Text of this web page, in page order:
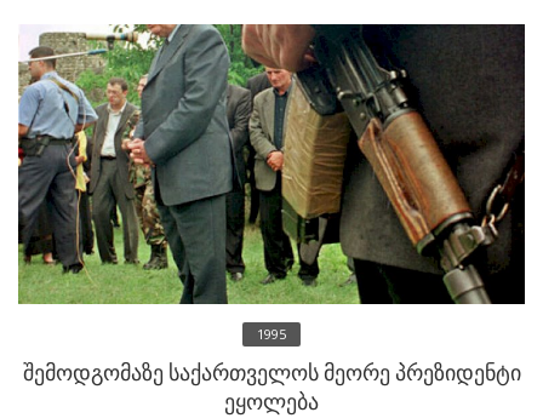
სტატიები
1995
შემოდგომაზე საქართველოს მეორე პრეზიდენტი
ეყოლება